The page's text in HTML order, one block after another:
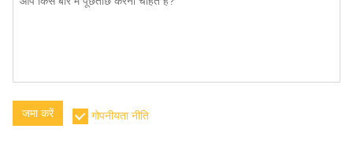
जमा करें गोपनीयता नीति